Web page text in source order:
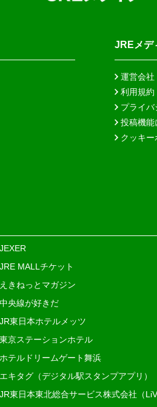
JREメデ
運営会社
利用規約
プライバ
投稿機能
クッキー
JEXER
JRE MALLチケット
えきねっとマガジン
中央線が好きだ
JR東日本ホテルメッツ
東京ステーションホテル
ホテルドリームゲート舞浜
エキタグ（デジタル駅スタンプアプリ）
JR東日本東北総合サービス株式会社（